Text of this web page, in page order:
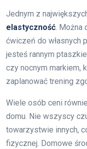
Jednym z
elastyczność. Można
ćwiczeń do własnych
jesteś rannym
czy nocnym markiem,
zaplanować trening
Wiele osób ceni
domu. Nie wszyscy
towarzystwie innych,
fizycznej. Domowe